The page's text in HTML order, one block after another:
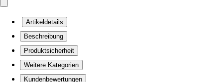
Artikeldetails
Beschreibung
Produktsicherheit
Weitere Kategorien
Kundenbewertungen